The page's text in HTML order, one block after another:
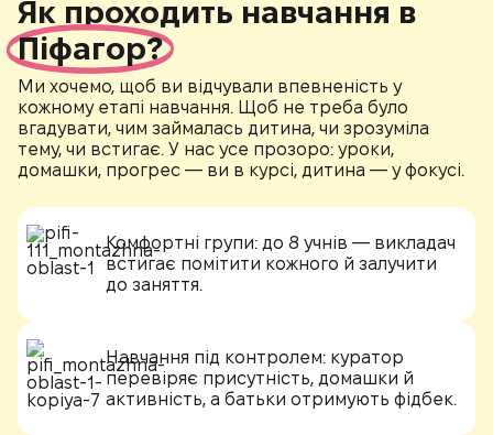
Як проходить навчання в
Піфагор?
Ми хочемо, щоб ви відчували впевненість у
кожному етапі навчання. Щоб не треба було
вгадувати, чим займалась дитина, чи зрозуміла
тему, чи встигає. У нас усе прозоро: уроки,
домашки, прогрес — ви в курсі, дитина — у фокусі.
Комфортні групи: до 8 учнів — викладач
встигає помітити кожного й залучити
до заняття.
Навчання під контролем: куратор
перевіряє присутність, домашки й
активність, а батьки отримують фідбек.